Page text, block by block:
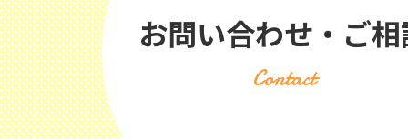
お問い合わせ・ご